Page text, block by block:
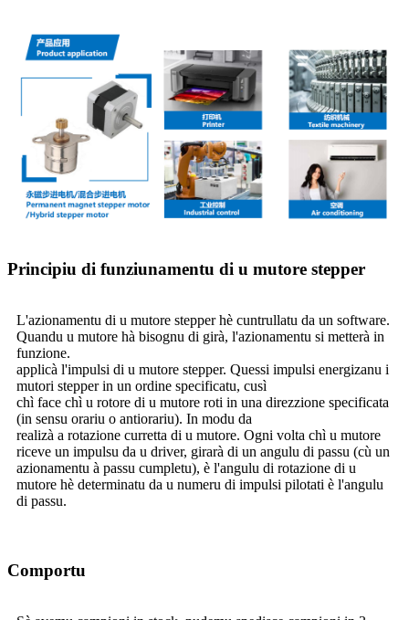
Principiu di funziunamentu di u mutore stepper
L'azionamentu di u mutore stepper hè cuntrullatu da un software.
Quandu u mutore hà bisognu di girà, l'azionamentu si metterà in
funzione.
applicà l'impulsi di u mutore stepper. Quessi impulsi energizanu i
mutori stepper in un ordine specificatu, cusì
chì face chì u rotore di u mutore roti in una direzzione specificata
(in sensu orariu o antiorariu). In modu da
realizà a rotazione curretta di u mutore. Ogni volta chì u mutore
riceve un impulsu da u driver, girarà di un angulu di passu (cù un
azionamentu à passu cumpletu), è l'angulu di rotazione di u
mutore hè determinatu da u numeru di impulsi pilotati è l'angulu
di passu.
Comportu